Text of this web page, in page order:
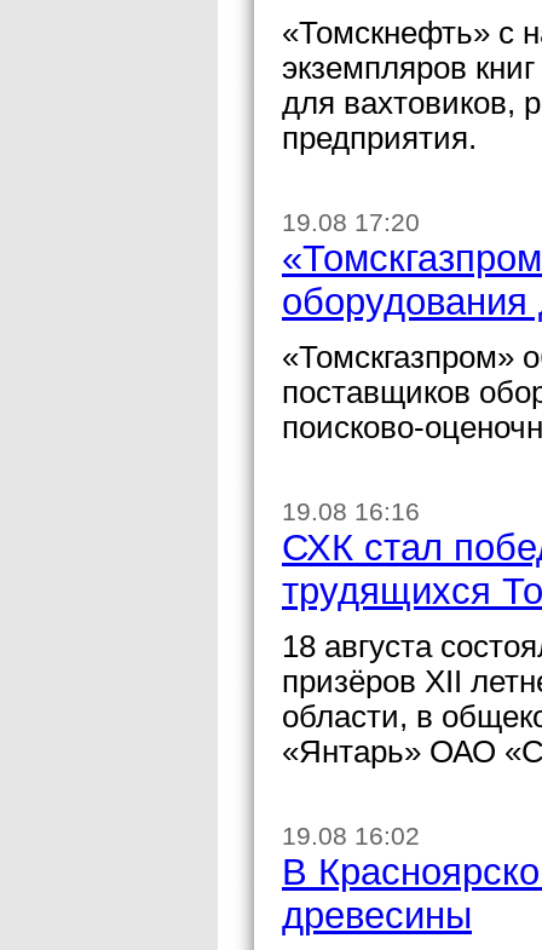
«Томскнефть» с
экземпляров
для вахтовиков,
предприятия.
19.08 17:20
оборудования
«Томскгазпром»
поставщиков
поисково-
19.08 16:16
СХК стал
трудящихся
18 августа
призёров XII
области, в
«Янтарь» ОАО
19.08 16:02
В
древесины